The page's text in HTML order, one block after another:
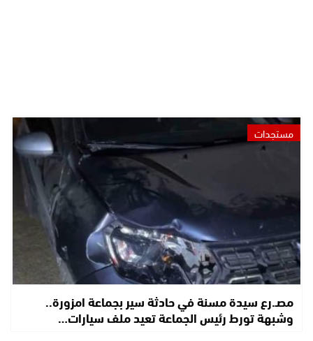
مستجدات
مصـ.رع سيدة مسنة في حادثة سير بجماعة امزورة..
وشبهة تورط رئيس الجماعة تعيد ملف سيارات…